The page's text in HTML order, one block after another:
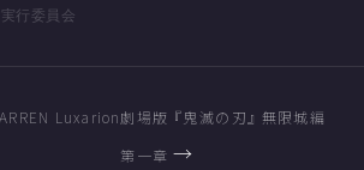
行委員会
Luxarion劇場版 『鬼滅の刃』 無限城編
第一章 →